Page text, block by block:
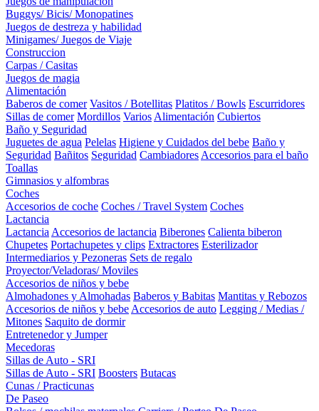
Buggys/ Bicis/ Monopatines
Juegos de destreza y habilidad
Minigames/ Juegos de Viaje
Construccion
Carpas / Casitas
Juegos de magia
Alimentación
Baberos de comer Vasitos / Botellitas Platitos / Bowls Escurridores
Sillas de comer Mordillos Varios Alimentación Cubiertos
Baño y Seguridad
Juguetes de agua Pelelas Higiene y Cuidados del bebe Baño y
Seguridad Bañitos Seguridad Cambiadores Accesorios para el baño
Toallas
Gimnasios y alfombras
Coches
Accesorios de coche Coches / Travel System Coches
Lactancia
Lactancia Accesorios de lactancia Biberones Calienta biberon
Chupetes Portachupetes y clips Extractores Esterilizador
Intermediarios y Pezoneras Sets de regalo
Proyector/Veladoras/ Moviles
Accesorios de niños y bebe
Almohadones y Almohadas Baberos y Babitas Mantitas y Rebozos
Accesorios de niños y bebe Accesorios de auto Legging / Medias /
Mitones Saquito de dormir
Entretenedor y Jumper
Mecedoras
Sillas de Auto - SRI
Sillas de Auto - SRI Boosters Butacas
Cunas / Practicunas
De Paseo